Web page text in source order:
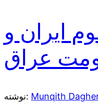
ایران و
عراق
نوشته: Munqith